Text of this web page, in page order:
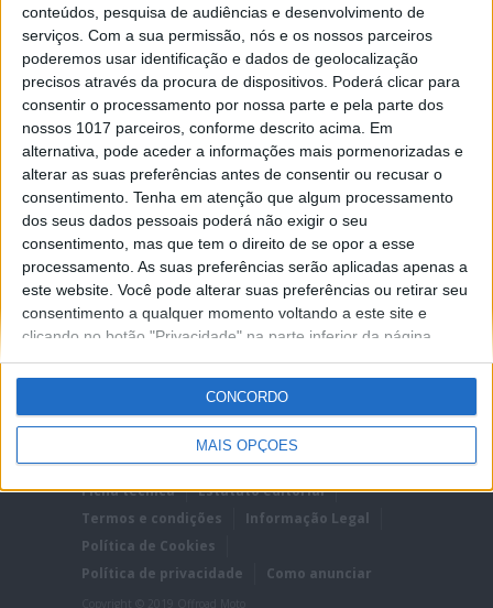
conteúdos, pesquisa de audiências e desenvolvimento de
serviços. Com a sua permissão, nós e os nossos parceiros
poderemos usar identificação e dados de geolocalização
precisos através da procura de dispositivos. Poderá clicar para
consentir o processamento por nossa parte e pela parte dos
nossos 1017 parceiros, conforme descrito acima. Em
alternativa, pode aceder a informações mais pormenorizadas e
alterar as suas preferências antes de consentir ou recusar o
consentimento. Tenha em atenção que algum processamento
dos seus dados pessoais poderá não exigir o seu
consentimento, mas que tem o direito de se opor a esse
processamento. As suas preferências serão aplicadas apenas a
este website. Você pode alterar suas preferências ou retirar seu
consentimento a qualquer momento voltando a este site e
clicando no botão "Privacidade" na parte inferior da página.
MAIS OPÇÕES
CONCORDO
VÍDEO MXGP: A ULTRAPASSAGEM DE
HERLINGS A COLDENHOFF NA ÚLTIMA
VOLTA!
Jeffrey Herlings não precisava de ultrapassar
Glenn Coldenhoff para ganhar o MXGP da
Turquia... mas na última volta, o n.º 84 não
resistiu à tentação de conseguir uma
“dobradinha” e superou o seu compatriota “no
cair do...
Posted Setembro 9, 2019
Ficha técnica
Estatuto editorial
Termos e condições
Informação Legal
Política de Cookies
Política de privacidade
Como anunciar